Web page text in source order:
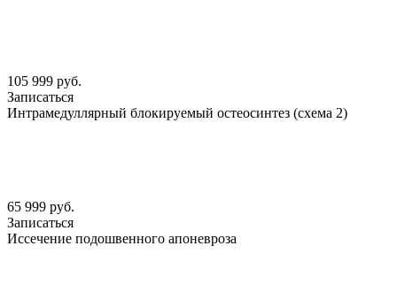
105 999 руб.
Записаться
Интрамедуллярный блокируемый остеосинтез (схема 2)
65 999 руб.
Записаться
Иссечение подошвенного апоневроза